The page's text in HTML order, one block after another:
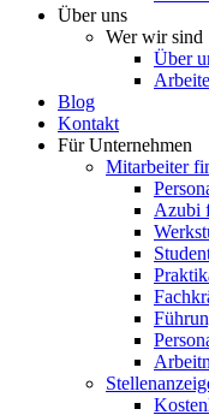
Über uns
Wer wir sind
Über
Blog
Kontakt
Für Unternehmen
Mitarbeiter
Azubi